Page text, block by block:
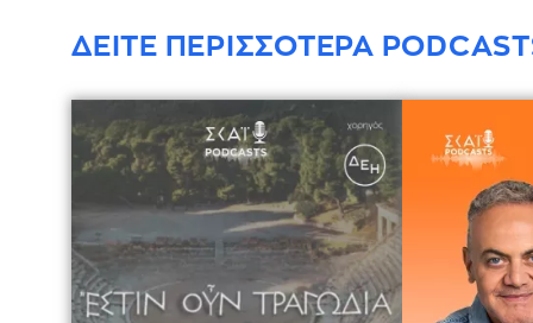
ΔΕΙΤΕ ΠΕΡΙΣΣΟΤΕΡΑ